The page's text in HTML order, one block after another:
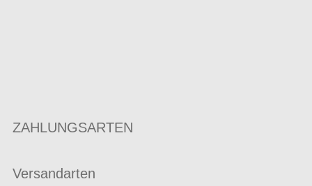
ZAHLUNGSARTEN
Versandarten